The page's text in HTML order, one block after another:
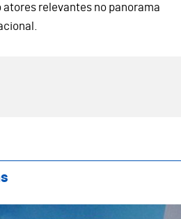
relevantes no panorama
Space Hub